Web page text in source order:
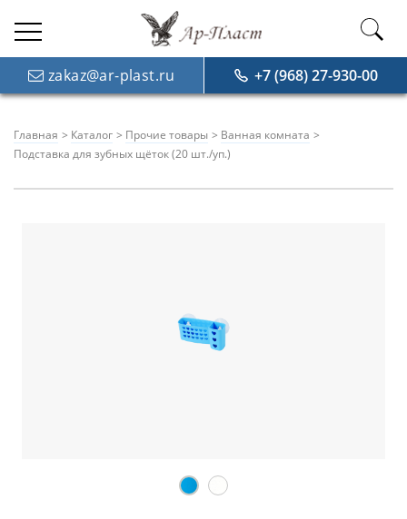
zakaz@ar-plast.ru +7 (968) 27-930-00
Главная Каталог Прочие товары
Ванная комната
Подставка для зубных щёток (20 шт./уп.)